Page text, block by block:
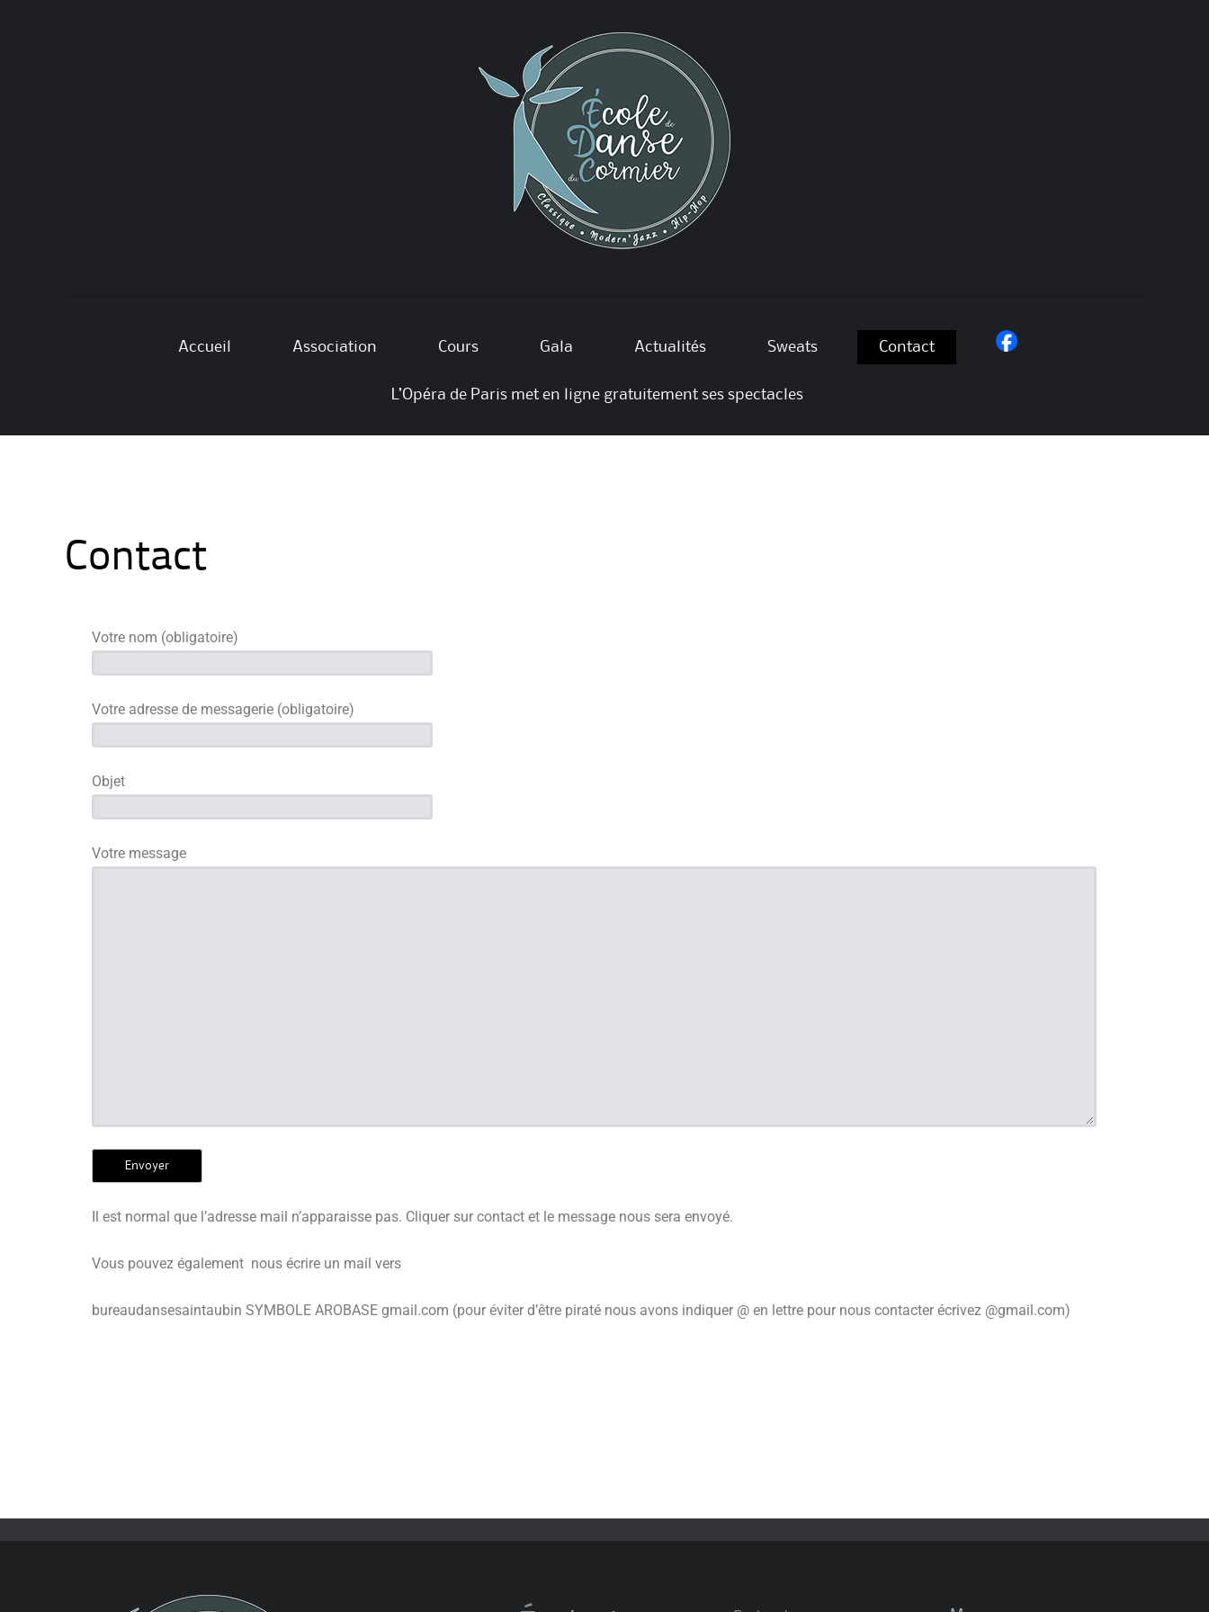
Accueil Association Cours Gala Actualités Sweats Contact
L’Opéra de Paris met en ligne gratuitement ses spectacles
Contact
Votre nom (obligatoire)
Votre adresse de messagerie (obligatoire)
Objet
Votre message
Il est normal que l’adresse mail n’apparaisse pas. Cliquer sur contact et le message nous sera envoyé.
Vous pouvez également nous écrire un mail vers
bureaudansesaintaubin SYMBOLE AROBASE gmail.com (pour éviter d’être piraté nous avons indiquer @ en lettre pour nous contacter écrivez @gmail.com)